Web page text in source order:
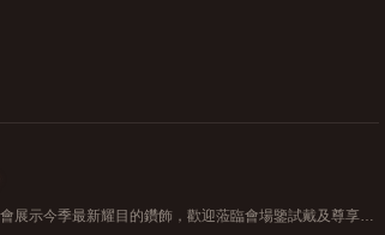
「皇室美鑽展」將於銅鑼灣世貿中心舉行，屆時將會展示今季最新耀目的鑽飾，歡迎蒞臨會場鑒試戴及尊享精選貨品半價優惠。 日期： 2017年10月6日至8日 時間： 上午11時半至下午9時 地點： 銅鑼灣世貿中心P1中庭 *優惠受有關條款及細則約束。